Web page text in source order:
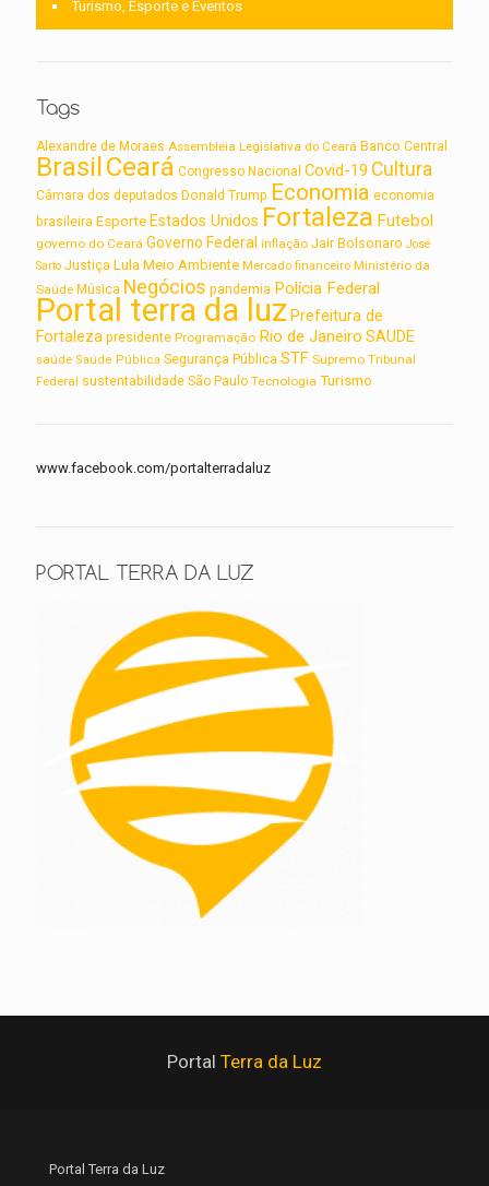
Turismo, Esporte e Eventos
Tags
Alexandre de Moraes Assembleia Legislativa do Ceará Banco Central
BrasilCeará Congresso Nacional Covid-19 Cultura
Câmara dos deputados Donald Trump Economia economia
brasileira Esporte Estados Unidos Fortaleza Futebol
governo do Ceará Governo Federal inflação Jair Bolsonaro José
Sarto Justiça Lula Meio Ambiente Mercado financeiro Ministério da
Saúde Música Negócios pandemia Polícia Federal
Portal terra da luz Prefeitura de
Fortaleza presidente Programação Rio de Janeiro SAUDE
saúde Saúde Pública Segurança Pública STF Supremo Tribunal
Federal sustentabilidade São Paulo Tecnologia Turismo
www.facebook.com/portalterradaluz
PORTAL TERRA DA LUZ
Portal Terra da Luz
Portal Terra da Luz